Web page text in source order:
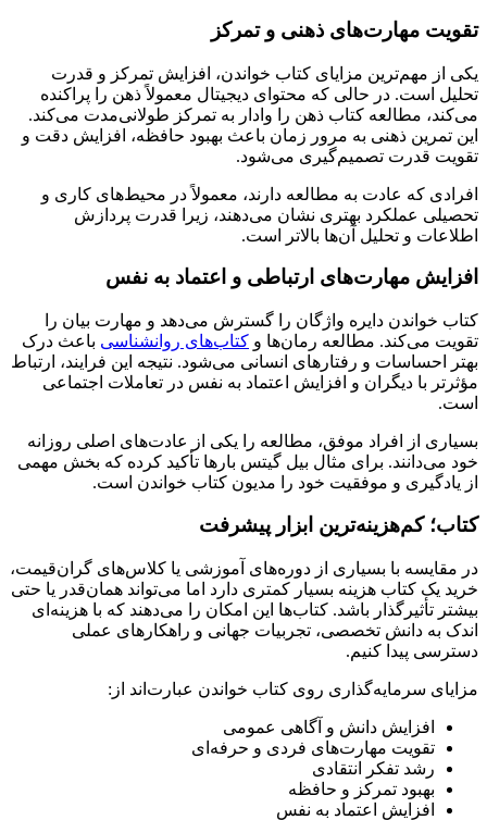
تقویت مهارت‌های ذهنی و تمرکز
یکی از مهم‌ترین مزایای کتاب خواندن، افزایش تمرکز و قدرت
تحلیل است. در حالی که محتوای دیجیتال معمولاً ذهن را پراکنده
می‌کند، مطالعه کتاب ذهن را وادار به تمرکز طولانی‌مدت می‌کند.
این تمرین ذهنی به مرور زمان باعث بهبود حافظه، افزایش دقت و
تقویت قدرت تصمیم‌گیری می‌شود.
افرادی که عادت به مطالعه دارند، معمولاً در محیط‌های کاری و
تحصیلی عملکرد بهتری نشان می‌دهند، زیرا قدرت پردازش
اطلاعات و تحلیل آن‌ها بالاتر است.
افزایش مهارت‌های ارتباطی و اعتماد به نفس
کتاب خواندن دایره واژگان را گسترش می‌دهد و مهارت بیان را
تقویت می‌کند. مطالعه رمان‌ها و کتاب‌های روانشناسی باعث درک
بهتر احساسات و رفتارهای انسانی می‌شود. نتیجه این فرایند، ارتباط
مؤثرتر با دیگران و افزایش اعتماد به نفس در تعاملات اجتماعی
است.
بسیاری از افراد موفق، مطالعه را یکی از عادت‌های اصلی روزانه
خود می‌دانند. برای مثال بیل گیتس بارها تأکید کرده که بخش مهمی
از یادگیری و موفقیت خود را مدیون کتاب خواندن است.
کتاب؛ کم‌هزینه‌ترین ابزار پیشرفت
در مقایسه با بسیاری از دوره‌های آموزشی یا کلاس‌های گران‌قیمت،
خرید یک کتاب هزینه بسیار کمتری دارد اما می‌تواند همان‌قدر یا حتی
بیشتر تأثیرگذار باشد. کتاب‌ها این امکان را می‌دهند که با هزینه‌ای
اندک به دانش تخصصی، تجربیات جهانی و راهکارهای عملی
دسترسی پیدا کنیم.
مزایای سرمایه‌گذاری روی کتاب خواندن عبارت‌اند از:
افزایش دانش و آگاهی عمومی
تقویت مهارت‌های فردی و حرفه‌ای
رشد تفکر انتقادی
بهبود تمرکز و حافظه
افزایش اعتماد به نفس